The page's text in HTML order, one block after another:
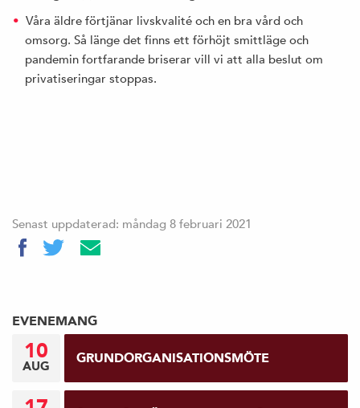
Våra äldre förtjänar livskvalité och en bra vård och
omsorg. Så länge det finns ett förhöjt smittläge och
pandemin fortfarande briserar vill vi att alla beslut om
privatiseringar stoppas.
Senast uppdaterad: måndag 8 februari 2021
EVENEMANG
10
AUG GRUNDORGANISATIONSMÖTE